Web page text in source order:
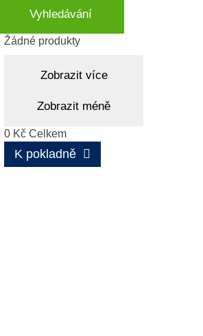
Vyhledávání
Košík
(prázdný)
Žádné produkty
Zobrazit více
Zobrazit méně
0 Kč Celkem
K pokladně